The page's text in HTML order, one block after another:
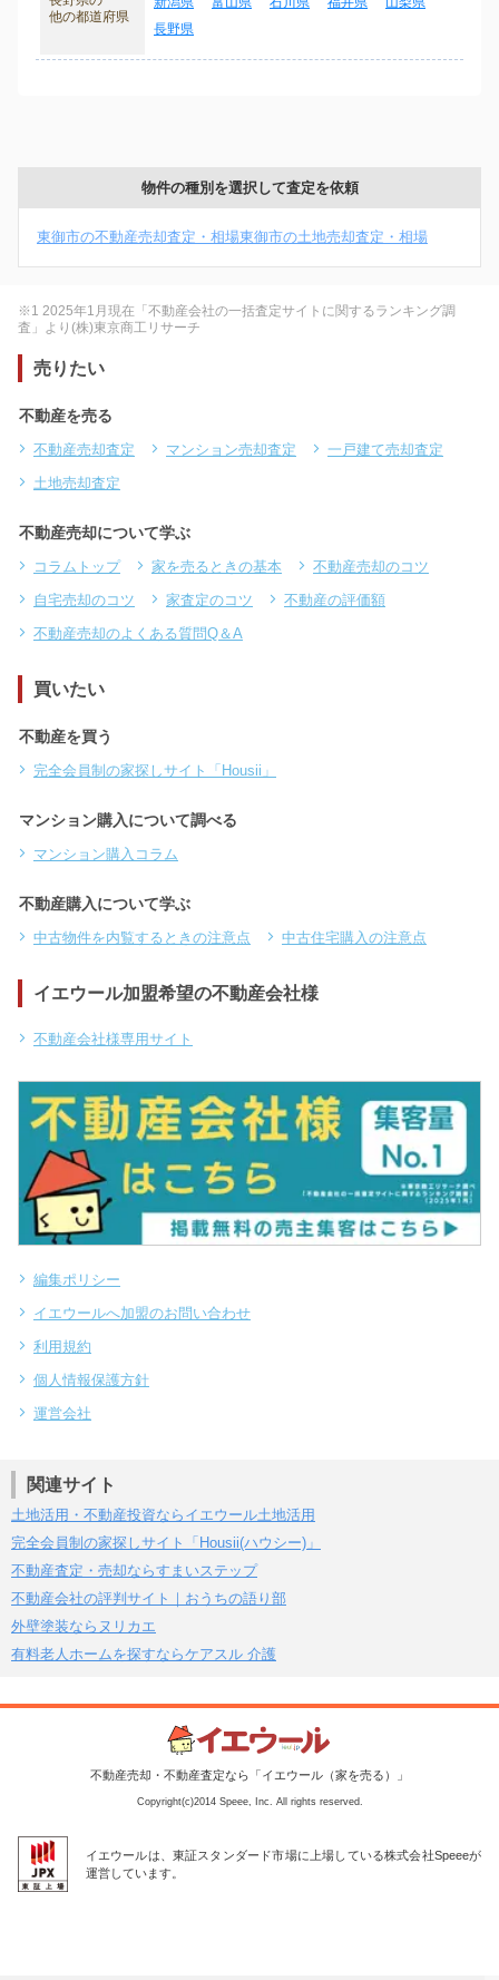
他の都道府県
長野県
物件の種別を選択して査定を依頼
東御市の不動産売却査定・相場東御市の土地売却査定・相場
※1 2025年1月現在「不動産会社の一括査定サイトに関するランキング調
査」より(株)東京商工リサーチ
売りたい
不動産を売る
不動産売却査定 マンション売却査定
一戸建て売却査定
土地売却査定
不動産売却について学ぶ
コラムトップ 家を売るときの基本
不動産売却のコツ
自宅売却のコツ
家査定のコツ
不動産の評価額
不動産売却のよくある質問Q＆A
買いたい
不動産を買う
完全会員制の家探しサイト「Housii」
マンション購入について調べる
マンション購入コラム
不動産購入について学ぶ
中古物件を内覧するときの注意点 中古住宅購入の注意点
イエウール加盟希望の不動産会社様
不動産会社様専用サイト
編集ポリシー
イエウールへ加盟のお問い合わせ
利用規約
個人情報保護方針
運営会社
関連サイト
土地活用・不動産投資ならイエウール土地活用
完全会員制の家探しサイト「Housii(ハウシー)」
不動産査定・売却ならすまいステップ
不動産会社の評判サイト｜おうちの語り部
外壁塗装ならヌリカエ
有料老人ホームを探すならケアスル 介護
不動産売却・不動産査定なら「イエウール（家を売る）」
Copyright(c)2014 Speee, Inc. All rights reserved.
イエウールは、東証スタンダード市場に上場している株式会社Speeeが
運営しています。